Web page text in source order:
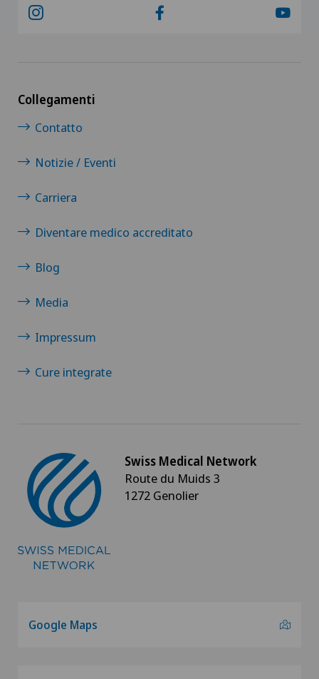
Collegamenti
Contatto
Notizie / Eventi
Carriera
Diventare medico accreditato
Blog
Media
Impressum
Cure integrate
Swiss Medical Network
Route du Muids 3
1272 Genolier
Google Maps